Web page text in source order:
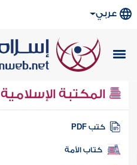
عربي
المكتبة الإسلامية
كتب PDF